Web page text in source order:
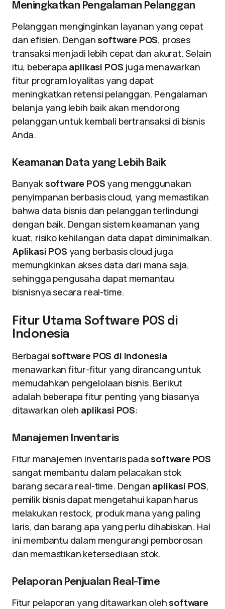
Meningkatkan Pengalaman Pelanggan
Pelanggan menginginkan layanan yang cepat
dan efisien. Dengan software POS, proses
transaksi menjadi lebih cepat dan akurat. Selain
itu, beberapa aplikasi POS juga menawarkan
fitur program loyalitas yang dapat
meningkatkan retensi pelanggan. Pengalaman
belanja yang lebih baik akan mendorong
pelanggan untuk kembali bertransaksi di bisnis
Anda.
Keamanan Data yang Lebih Baik
Banyak software POS yang menggunakan
penyimpanan berbasis cloud, yang memastikan
bahwa data bisnis dan pelanggan terlindungi
dengan baik. Dengan sistem keamanan yang
kuat, risiko kehilangan data dapat diminimalkan.
Aplikasi POS yang berbasis cloud juga
memungkinkan akses data dari mana saja,
sehingga pengusaha dapat memantau
bisnisnya secara real-time.
Fitur Utama Software POS di
Indonesia
Berbagai software POS di Indonesia
menawarkan fitur-fitur yang dirancang untuk
memudahkan pengelolaan bisnis. Berikut
adalah beberapa fitur penting yang biasanya
ditawarkan oleh aplikasi POS:
Manajemen Inventaris
Fitur manajemen inventaris pada software POS
sangat membantu dalam pelacakan stok
barang secara real-time. Dengan aplikasi POS,
pemilik bisnis dapat mengetahui kapan harus
melakukan restock, produk mana yang paling
laris, dan barang apa yang perlu dihabiskan. Hal
ini membantu dalam mengurangi pemborosan
dan memastikan ketersediaan stok.
Pelaporan Penjualan Real-Time
Fitur pelaporan yang ditawarkan oleh software